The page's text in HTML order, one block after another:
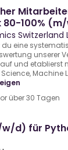
80-100%
Switzerland
du eine
unserer
und etablierst
Machine
über 30 Tagen
d) für